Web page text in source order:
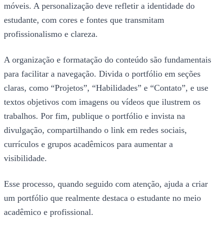
móveis. A personalização deve refletir a identidade do
estudante, com cores e fontes que transmitam
profissionalismo e clareza.
A organização e formatação do conteúdo são fundamentais
para facilitar a navegação. Divida o portfólio em seções
claras, como “Projetos”, “Habilidades” e “Contato”, e use
textos objetivos com imagens ou vídeos que ilustrem os
trabalhos. Por fim, publique o portfólio e invista na
divulgação, compartilhando o link em redes sociais,
currículos e grupos acadêmicos para aumentar a
visibilidade.
Esse processo, quando seguido com atenção, ajuda a criar
um portfólio que realmente destaca o estudante no meio
acadêmico e profissional.